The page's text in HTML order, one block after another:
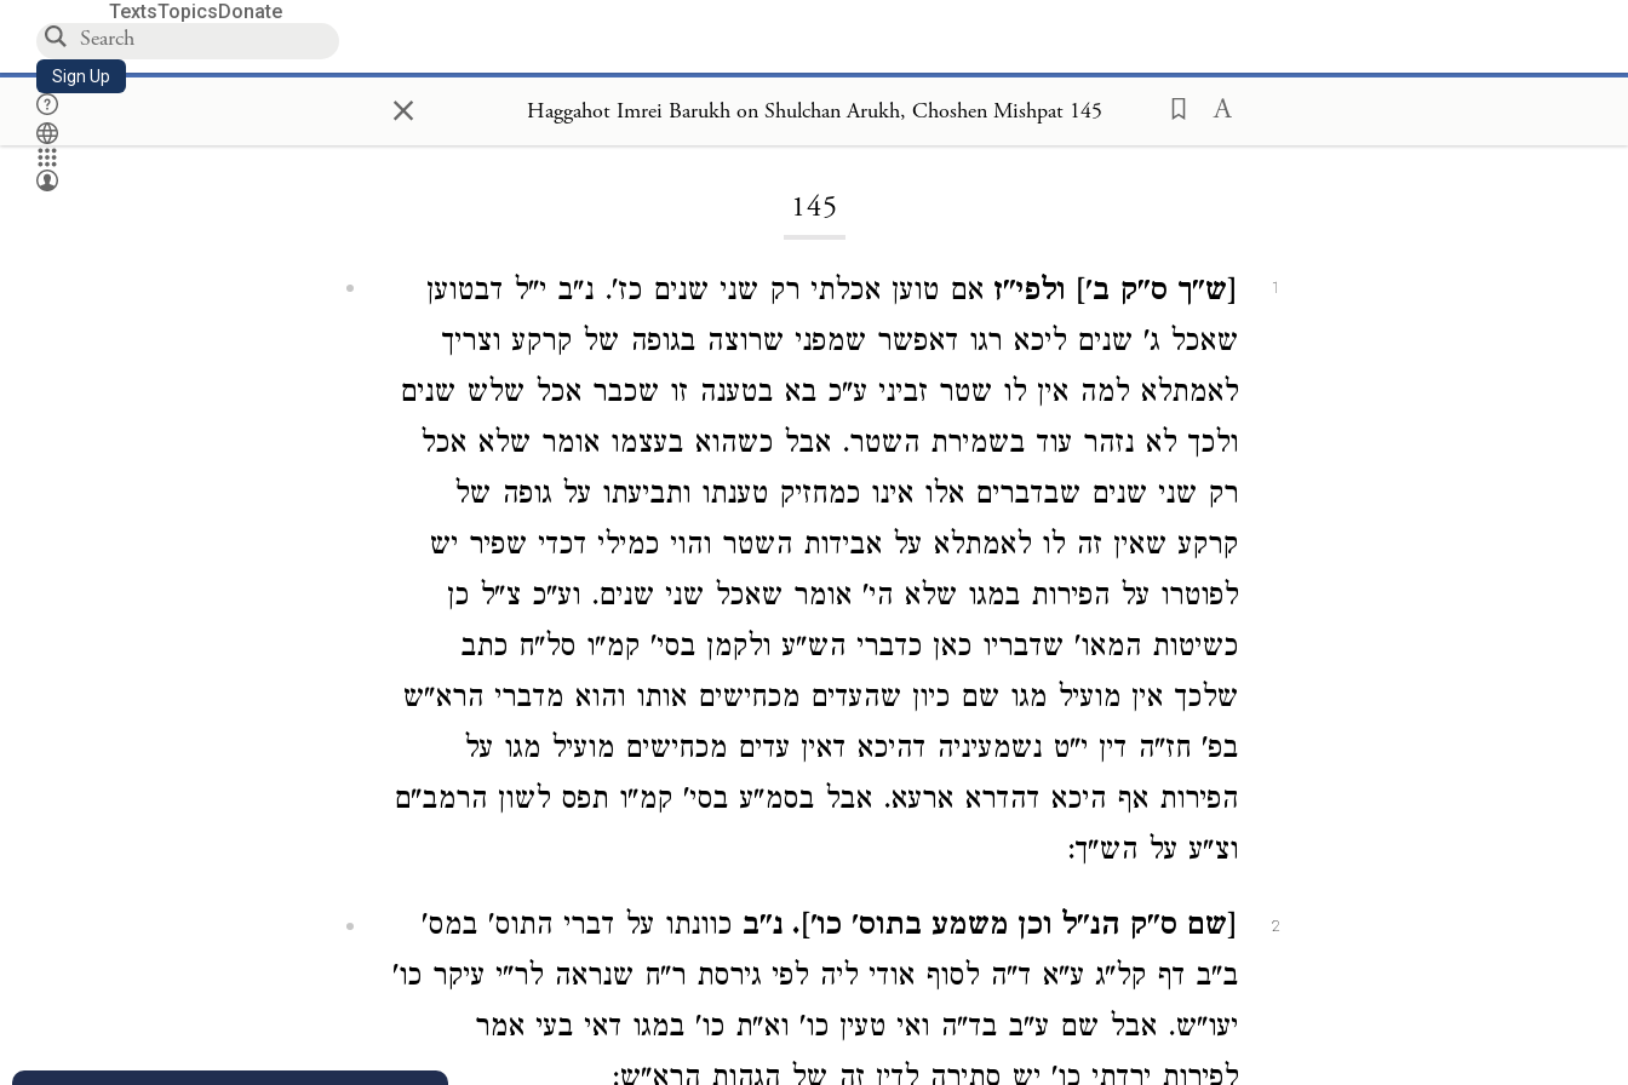
TextsTopicsDonate
Sign Up × Haggahot Imrei Barukh on Shulchan Arukh, Choshen Mishpat 145
145
1 [ש"ך ס"ק ב'] ולפי"ז אם טוען אכלתי רק שני שנים כז'. נ"ב י"ל דבטוען
שאכל ג' שנים ליכא רגו דאפשר שמפני שרוצה בגופה של קרקע וצריך
לאמתלא למה אין לו שטר זביני ע"כ בא בטענה זו שכבר אכל שלש שנים
ולכך לא נזהר עוד בשמירת השטר. אבל כשהוא בעצמו אומר שלא אכל
רק שני שנים שבדברים אלו אינו כמחזיק טענתו ותביעתו על גופה של
קרקע שאין זה לו לאמתלא על אבידות השטר והוי כמילי דכדי שפיר יש
לפוטרו על הפירות במגו שלא הי' אומר שאכל שני שנים. וע"כ צ"ל כן
כשיטות המאו' שדבריו כאן כדברי הש"ע ולקמן בסי' קמ"ו סל"ח כתב
שלכך אין מועיל מגו שם כיון שהעדים מכחישים אותו והוא מדברי הרא"ש
בפ' חז"ה דין י"ט נשמעיניה דהיכא דאין עדים מכחישים מועיל מגו על
הפירות אף היכא דהדרא ארעא. אבל בסמ"ע בסי' קמ"ו תפס לשון הרמב"ם
וצ"ע על הש"ך:
2 [שם ס"ק הנ"ל וכן משמע בתוס' כו']. נ"ב כוונתו על דברי התוס' במס'
ב"ב דף קל"ג ע"א ד"ה לסוף אודי ליה לפי גירסת ר"ח שנראה לר"י עיקר כו'
יעו"ש. אבל שם ע"ב בד"ה ואי טעין כו' וא"ת כו' במגו דאי בעי אמר